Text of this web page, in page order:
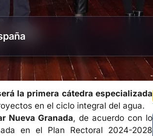
la primera cátedra especializada
en el ciclo integral del agua.
Nueva Granada, de acuerdo con lo
en el Plan Rectoral 2024-2028